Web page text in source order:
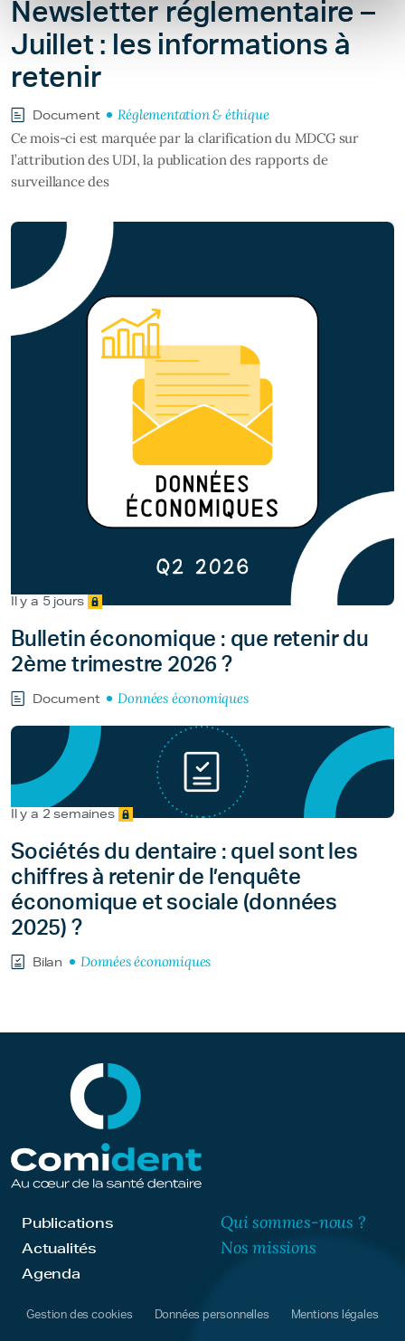
Newsletter réglementaire –
Juillet : les informations à
retenir
Document
Réglementation & éthique
Ce mois-ci est marquée par la clarification du MDCG sur
l’attribution des UDI, la publication des rapports de
surveillance des
Il y a 5 jours
Bulletin économique : que retenir du
2ème trimestre 2026 ?
Document Données économiques
Il y a 2 semaines
Sociétés du dentaire : quel sont les
chiffres à retenir de l’enquête
économique et sociale (données
2025) ?
Bilan Données économiques
Publications
Actualités
Agenda
Qui sommes-nous ?
Nos missions
Gestion des cookies Données personnelles Mentions légales